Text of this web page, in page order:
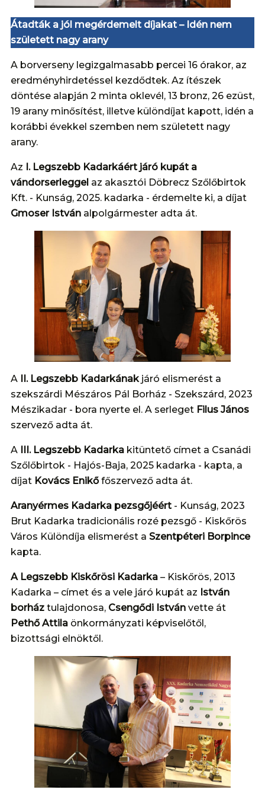
Átadták a jól megérdemelt díjakat – Idén nem
született nagy arany
A borverseny legizgalmasabb percei 16 órakor, az
eredményhirdetéssel kezdődtek. Az ítészek
döntése alapján 2 minta oklevél, 13 bronz, 26 ezüst,
19 arany minősítést, illetve különdíjat kapott, idén a
korábbi évekkel szemben nem született nagy
arany.
Az I. Legszebb Kadarkáért járó kupát a
vándorserleggel az akasztói Döbrecz Szőlőbirtok
Kft. - Kunság, 2025. kadarka - érdemelte ki, a díjat
Gmoser István alpolgármester adta át.
A II. Legszebb Kadarkának járó elismerést a
szekszárdi Mészáros Pál Borház - Szekszárd, 2023
Mészikadar - bora nyerte el. A serleget Filus János
szervező adta át.
A III. Legszebb Kadarka kitüntető címet a Csanádi
Szőlőbirtok - Hajós-Baja, 2025 kadarka - kapta, a
díjat Kovács Enikőfőszervező adta át.
Aranyérmes Kadarka pezsgőjéért - Kunság, 2023
Brut Kadarka tradicionális rozé pezsgő - Kiskőrös
Város Különdíja elismerést a Szentpéteri Borpince
kapta.
A Legszebb Kiskőrösi Kadarka – Kiskőrös, 2013
Kadarka – címet és a vele járó kupát az István
borház tulajdonosa, Csengődi István vette át
Pethő Attila önkormányzati képviselőtől,
bizottsági elnöktől.